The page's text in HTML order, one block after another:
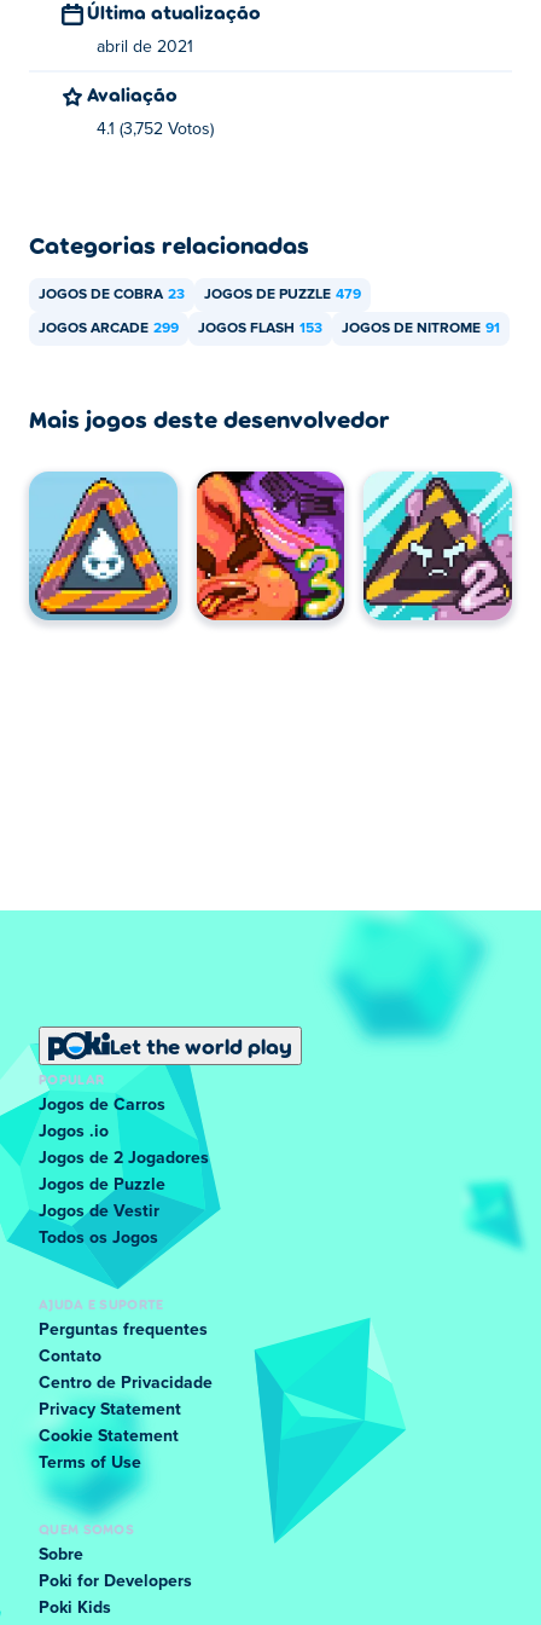
Swindler,Cave Chaos,Cold Storage
Ice-Cream
,Bad Ice-Cream 2
Experiência Azul
Última atualização
abril de 2021
Avaliação
4.1 (3,752 Votos)
Categorias relacionadas
JOGOS DE COBRA 23 JOGOS DE PUZZLE 479
JOGOS ARCADE 299 JOGOS FLASH 153 JOGOS DE NITROME 91
Mais jogos deste desenvolvedor
Let the world play
POPULAR
Jogos de Carros
Jogos .io
Jogos de 2 Jogadores
Jogos de Puzzle
Jogos de Vestir
Todos os Jogos
AJUDA E SUPORTE
Perguntas frequentes
Contato
Centro de Privacidade
Privacy Statement
Cookie Statement
Terms of Use
QUEM SOMOS
Sobre
Poki for Developers
Poki Kids